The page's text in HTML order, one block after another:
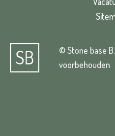
© Stone base
voorbehouden